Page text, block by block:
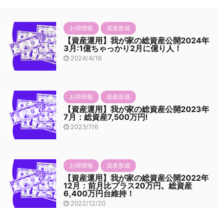
お得情報 資産形成
【資産運用】我が家の総資産公開2024年
3月:1億ちゃっかり2月に億り人！
2024/4/19
お得情報 資産形成
【資産運用】我が家の総資産公開2023年
7月：総資産7,500万円!
2023/7/6
お得情報 資産形成
【資産運用】我が家の総資産公開2022年
12月：前月比プラス20万円。総資産
6,400万円台維持！
2022/12/20